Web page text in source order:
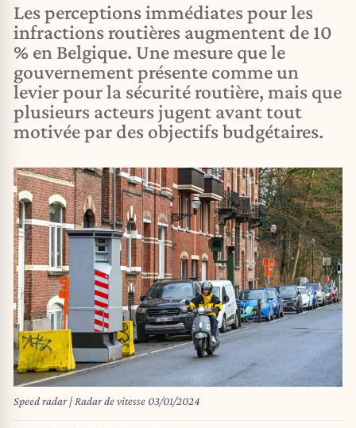
Les perceptions immédiates pour les
infractions routières augmentent de 10
% en Belgique. Une mesure que le
gouvernement présente comme un
levier pour la sécurité routière, mais que
plusieurs acteurs jugent avant tout
motivée par des objectifs budgétaires.
Speed radar | Radar de vitesse 03/01/2024